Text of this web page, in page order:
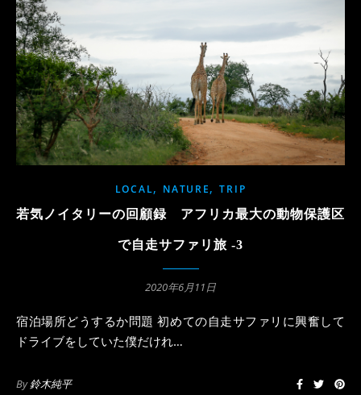
LOCAL, NATURE,TRIP
若気ノイタリーの回顧録 アフリカ最大の動物保護区
で自走サファリ旅 -3
2020年6月11日
宿泊場所どうするか問題 初めての自走サファリに興奮して
ドライブをしていた僕だけれ…
By鈴木純平